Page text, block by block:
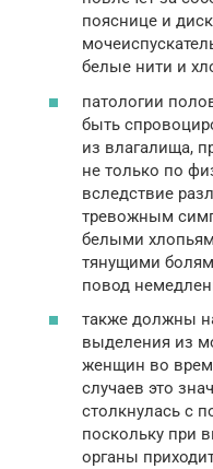
пояснице и
белые нити и
патологии
быть
из влагалища,
не только по
вследствие
тревожным
белыми
тянущими
повод
также должны
выделения из
женщин во
случаев это
столкнулась с
поскольку при
органы